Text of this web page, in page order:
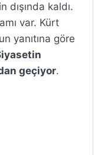
kaldı.
var. Kürt
yanıtına göre
geçiyor.